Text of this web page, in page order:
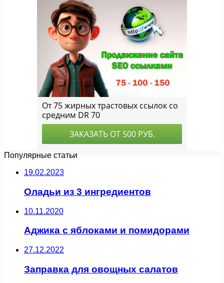
Популярные статьи
19.02.2023
Оладьи из 3 ингредиентов
10.11.2020
Аджика с яблоками и помидорами
27.12.2022
Заправка для овощных салатов